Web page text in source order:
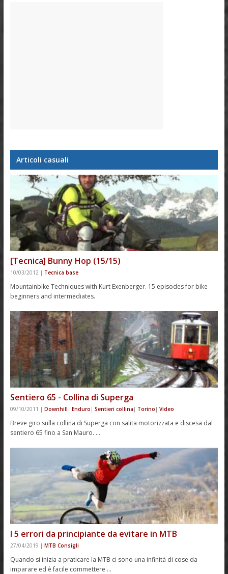
Articoli casuali
[Tecnica] Bunny Hop (15/15)
10/03/2012 | Tecnica base
Mountainbike Techniques with Kurt Exenberger. 15 episodes for bike
beginners and intermediates.
Sentiero 65 - Collina di Superga
09/10/2011 | Downhill | Enduro | Sentieri collina | Torino | Video
Breve giro sulla collina di Superga con salita motorizzata e discesa dal
sentiero 65 fino a San Mauro. …
I 5 errori da principiante da evitare in MTB
27/04/2019 | MTB Consigli
Quando si inizia a praticare la MTB ci sono una infinità di cose da
imparare ed è facile commettere …